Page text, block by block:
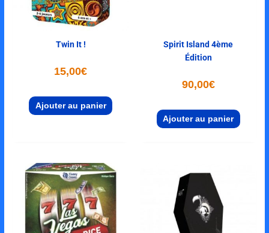
Twin It !
15,00€
Ajouter au panier
Spirit Island 4ème
Édition
90,00€
Ajouter au panier